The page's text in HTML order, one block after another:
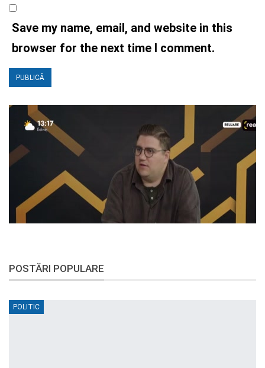
Save my name, email, and website in this
browser for the next time I comment.
POSTĂRI POPULARE
POLITIC